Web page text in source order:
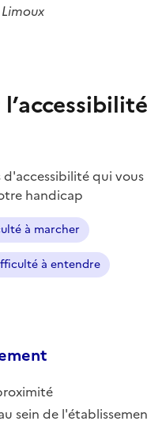
qui vous
handicap
à marcher
à entendre
sein de l'établissemen